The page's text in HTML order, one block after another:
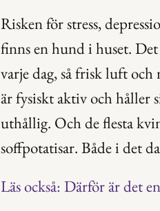
Risken för stress,
finns en hund i huset.
varje dag, så frisk luft
är fysiskt aktiv och håller
uthållig. Och de flesta
soffpotatisar. Både i det
Läs också: Därför är det